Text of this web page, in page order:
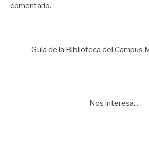
comentario.
Guía de la Biblioteca del Campus
Nos interesa...